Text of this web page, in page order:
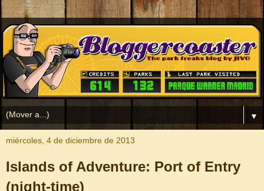
▼
miércoles, 4 de diciembre de 2013
Islands of Adventure: Port of Entry
(night-time)